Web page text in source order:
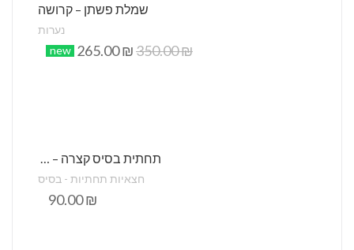
שמלת פשתן – קרושה
נערות
350.00₪
265.00₪
new
תחתית בסיס קצרה – חלק
חצאיות תחתיות - בסיס
90.00₪